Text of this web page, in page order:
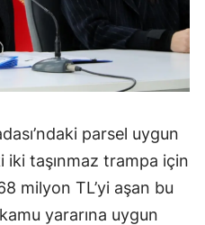
parsel uygun
iki taşınmaz trampa için
milyon TL’yi aşan bu
yararına uygun